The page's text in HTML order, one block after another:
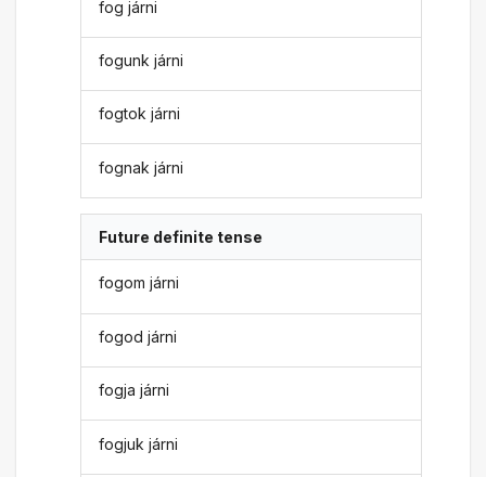
fog járni
fogunk járni
fogtok járni
fognak járni
Future definite tense
fogom járni
fogod járni
fogja járni
fogjuk járni